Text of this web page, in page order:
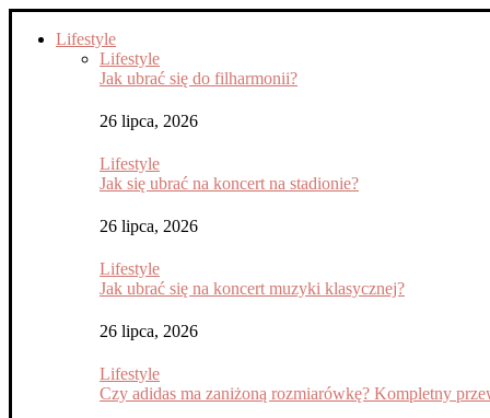
Lifestyle
Lifestyle
Jak ubrać się do filharmonii?
26 lipca, 2026
Lifestyle
Jak się ubrać na koncert na stadionie?
26 lipca, 2026
Lifestyle
Jak ubrać się na koncert muzyki klasycznej?
26 lipca, 2026
Lifestyle
Czy adidas ma zaniżoną rozmiarówkę? Kompletny